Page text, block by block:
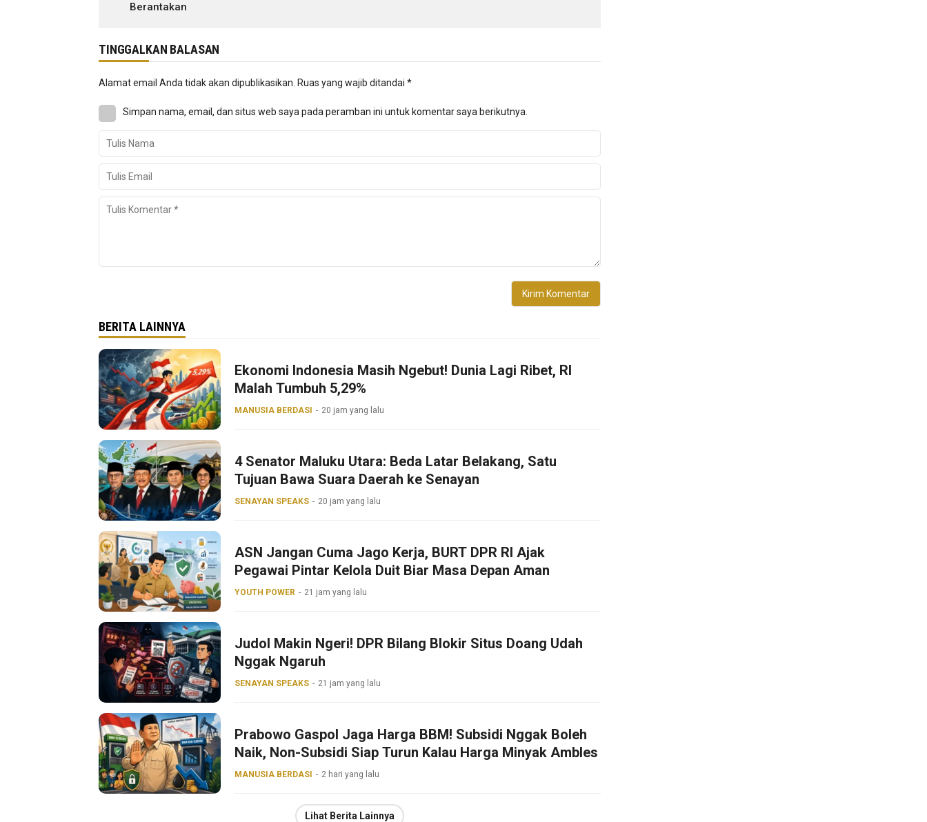
Berantakan
TINGGALKAN BALASAN
Alamat email Anda tidak akan dipublikasikan. Ruas yang wajib ditandai *
Simpan nama, email, dan situs web saya pada peramban ini untuk komentar saya berikutnya.
BERITA LAINNYA
Ekonomi Indonesia Masih Ngebut! Dunia Lagi Ribet, RI
Malah Tumbuh 5,29%
MANUSIA BERDASI 20 jam yang lalu
4 Senator Maluku Utara: Beda Latar Belakang, Satu
Tujuan Bawa Suara Daerah ke Senayan
SENAYAN SPEAKS 20 jam yang lalu
ASN Jangan Cuma Jago Kerja, BURT DPR RI Ajak
Pegawai Pintar Kelola Duit Biar Masa Depan Aman
YOUTH POWER 21 jam yang lalu
Judol Makin Ngeri! DPR Bilang Blokir Situs Doang Udah
Nggak Ngaruh
SENAYAN SPEAKS 21 jam yang lalu
Prabowo Gaspol Jaga Harga BBM! Subsidi Nggak Boleh
Naik, Non-Subsidi Siap Turun Kalau Harga Minyak Ambles
MANUSIA BERDASI 2 hari yang lalu
Lihat Berita Lainnya